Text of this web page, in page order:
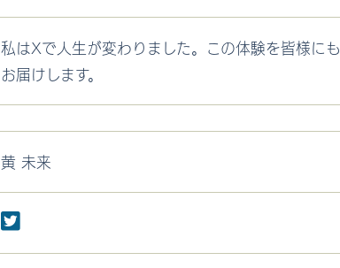
私はXで人生が変わりました。この体験を皆様にも
お届けします。
黄 未来